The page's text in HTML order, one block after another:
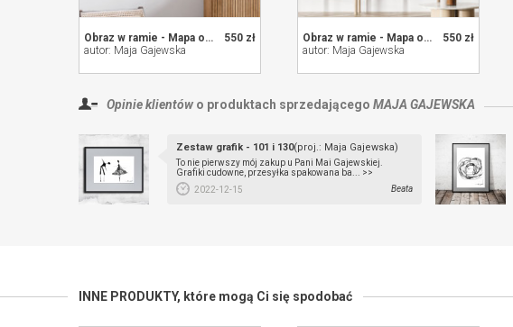
550 zł
Obraz w ramie - Mapa obecności 13
autor: Maja Gajewska
550 zł
Obraz w ramie - Mapa obecności 12
autor: Maja Gajewska
Opinie klientów o produktach sprzedającego MAJA GAJEWSKA
Zestaw grafik - 101 i 130(proj.: Maja Gajewska)
To nie pierwszy mój zakup u Pani Mai Gajewskiej.
Grafiki cudowne, przesyłka spakowana ba... >>
2022-12-15
Beata
INNE PRODUKTY, które mogą Ci się spodobać